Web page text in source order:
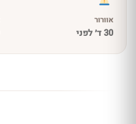
אוורור
30 ד׳ לפני